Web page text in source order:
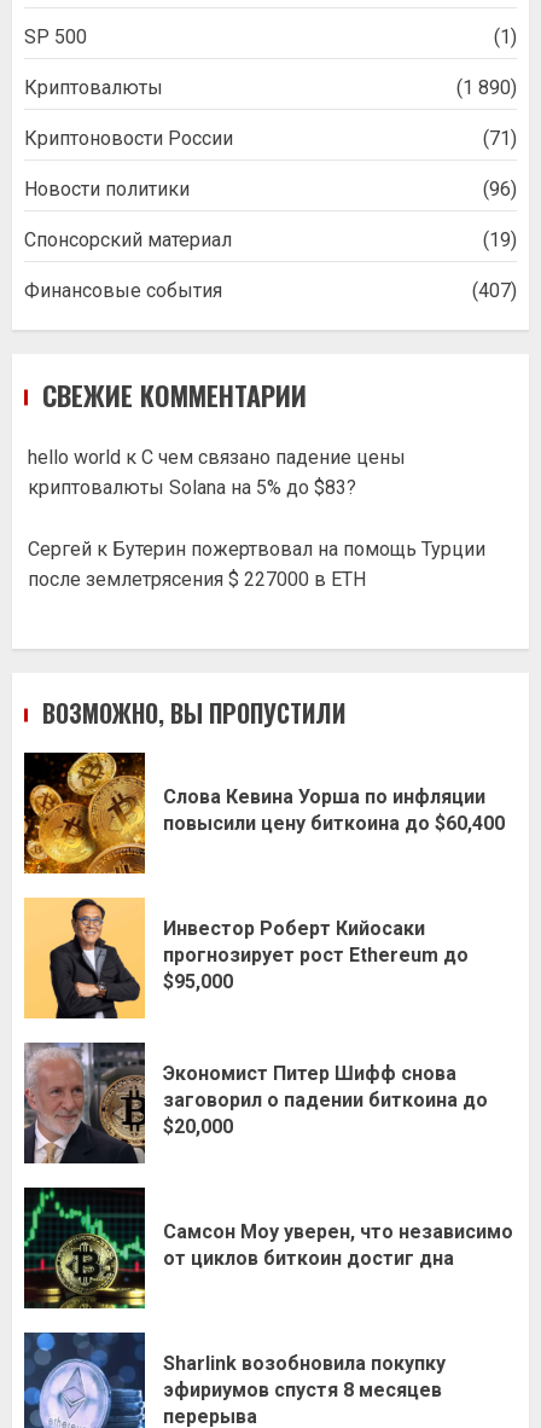
SP 500 (1)
Криптовалюты (1 890)
Криптоновости России (71)
Новости политики (96)
Спонсорский материал (19)
Финансовые события (407)
СВЕЖИЕ КОММЕНТАРИИ
hello world к С чем связано падение цены
криптовалюты Solana на 5% до $83?
Сергей к Бутерин пожертвовал на помощь Турции
после землетрясения $ 227000 в ETH
ВОЗМОЖНО, ВЫ ПРОПУСТИЛИ
Слова Кевина Уорша по инфляции
повысили цену биткоина до $60,400
Инвестор Роберт Кийосаки
прогнозирует рост Ethereum до
$95,000
Экономист Питер Шифф снова
заговорил о падении биткоина до
$20,000
Самсон Моу уверен, что независимо
от циклов биткоин достиг дна
Sharlink возобновила покупку
эфириумов спустя 8 месяцев
перерыва